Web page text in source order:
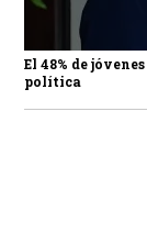
El 48% de
política